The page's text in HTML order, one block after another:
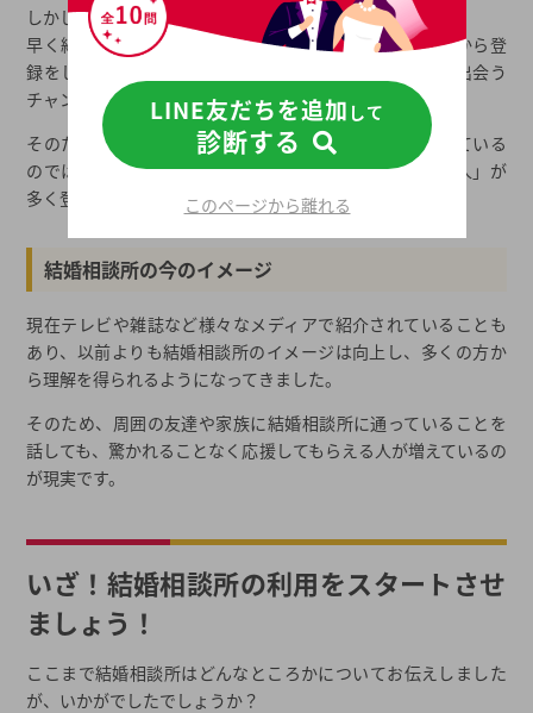
しかし、近年の結婚相談所はそうではありません。
早く結婚相手を見つけたい人や、職場には出会いがないから登
録をして相手を見つけたい人など、様々な理由で相手と出会う
チャンスが少ない人が登録をしています。
そのため、以前のように結婚できない人ばかりが集まっている
のではなく「結婚できるけどタイミングがなかなかない人」が
多く登録をしているのです。
結婚相談所の今のイメージ
現在テレビや雑誌など様々なメディアで紹介されていることも
あり、以前よりも結婚相談所のイメージは向上し、多くの方か
ら理解を得られるようになってきました。
そのため、周囲の友達や家族に結婚相談所に通っていることを
話しても、驚かれることなく応援してもらえる人が増えているの
が現実です。
いざ！結婚相談所の利用をスタートさせ
ましょう！
ここまで結婚相談所はどんなところかについてお伝えしました
が、いかがでしたでしょうか？
LINE友だちを追加 して
診断する
このページから離れる